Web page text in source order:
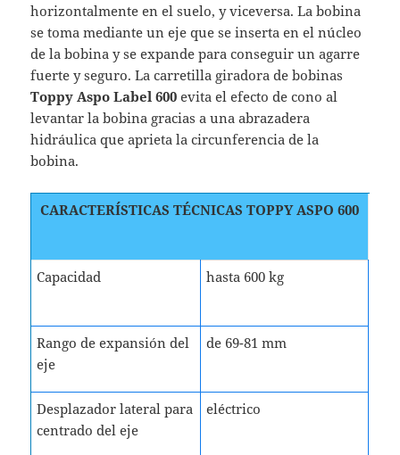
horizontalmente en el suelo, y viceversa. La bobina
se toma mediante un eje que se inserta en el núcleo
de la bobina y se expande para conseguir un agarre
fuerte y seguro. La carretilla giradora de bobinas
Toppy Aspo Label 600 evita el efecto de cono al
levantar la bobina gracias a una abrazadera
hidráulica que aprieta la circunferencia de la
bobina.
CARACTERÍSTICAS TÉCNICASTOPPY ASPO 600
Capacidad hasta 600 kg
Rango de expansión del
eje
de 69-81 mm
Desplazador lateral para
centrado del eje
eléctrico